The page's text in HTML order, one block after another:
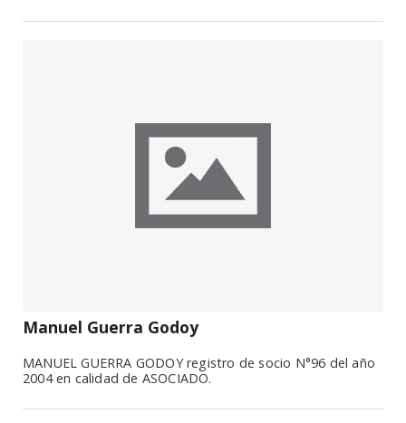
Manuel Guerra Godoy
MANUEL GUERRA GODOY registro de socio N°96 del año
2004 en calidad de ASOCIADO.